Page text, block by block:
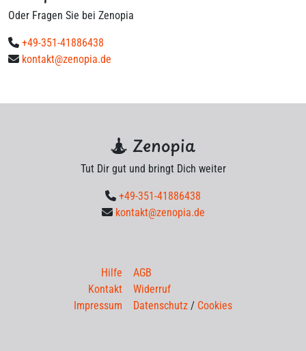
Oder Fragen Sie bei Zenopia
+49-351-41886438
kontakt@zenopia.de
Zenopia
Tut Dir gut und bringt Dich weiter
+49-351-41886438
kontakt@zenopia.de
Hilfe
Kontakt
Impressum
AGB
Widerruf
Datenschutz / Cookies